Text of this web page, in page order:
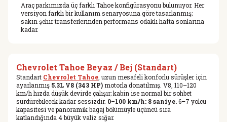
Araç parkımızda üç farklı Tahoe konfigürasyonu bulunuyor. Her
versiyon farklı bir kullanım senaryosuna göre tasarlanmış;
sakin şehir transferlerinden performans odaklı hafta sonlarına
kadar.
Chevrolet Tahoe Beyaz / Bej (Standart)
Standart Chevrolet Tahoe , uzun mesafeli konforlu sürüşler için
ayarlanmış 5.3L V8 (343 HP)motorla donatılmış. V8, 110–120
km/h hızda düşük devirde çalışır; kabin ise normal bir sohbet
sürdürebilecek kadar sessizdir. 0–100 km/h: 8 saniye.6–7 yolcu
kapasitesi ve panoramik bagaj bölümüyle üçüncü sıra
katlandığında 4 büyük valiz sığar.